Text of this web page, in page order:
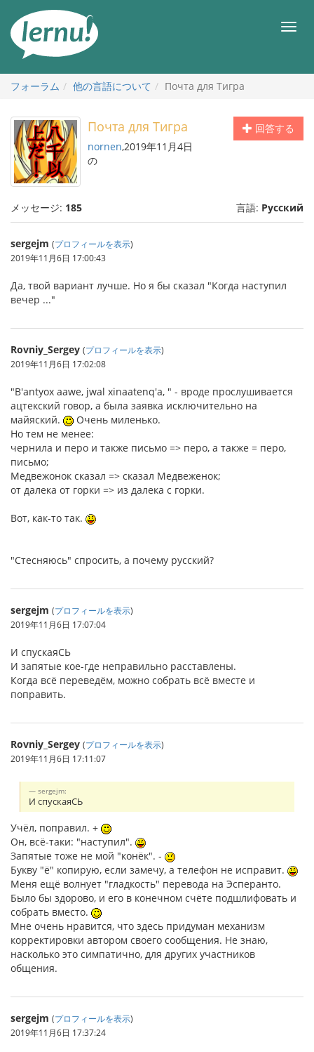
メ
フォーラム
他の言語について Почта для Тигра
回答する
Почта для Тигра
nornen,2019年11月4日
の
メッセージ: 185 言語: Русский
sergejm (プロフィールを表示)
2019年11月6日 17:00:43
Да, твой вариант лучше. Но я бы сказал "Когда наступил
вечер ..."
Rovniy_Sergey (プロフィールを表示)
2019年11月6日 17:02:08
"B'antyox aawe, jwal xinaatenq'a, " - вроде прослушивается
ацтекский говор, а была заявка исключительно на
майяский.
Очень миленько.
Но тем не менее:
чернила и перо и также письмо => перо, а также = перо,
письмо;
Медвежонок сказал => сказал Медвеженок;
от далека от горки => из далека с горки.
Вот, как-то так.
"Стесняюсь" спросить, а почему русский?
sergejm (プロフィールを表示)
2019年11月6日 17:07:04
И спускаяСЬ
И запятые кое-где неправильно расставлены.
Когда всё переведём, можно собрать всё вместе и
поправить.
Rovniy_Sergey (プロフィールを表示)
2019年11月6日 17:11:07
sergejm:
И спускаяСЬ
Учёл, поправил. +
Он, всё-таки: "наступил".
Запятые тоже не мой "конёк". -
Букву "ё" копирую, если замечу, а телефон не исправит.
Меня ещё волнует "гладкость" перевода на Эсперанто.
Было бы здорово, и его в конечном счёте подшлифовать и
собрать вместо.
Мне очень нравится, что здесь придуман механизм
корректировки автором своего сообщения. Не знаю,
насколько это симпатично, для других участников
общения.
sergejm (プロフィールを表示)
2019年11月6日 17:37:24